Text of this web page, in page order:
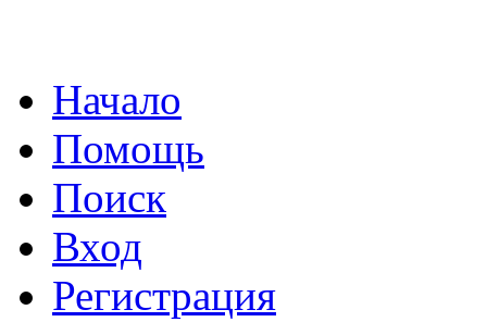
Начало
Помощь
Поиск
Вход
Регистрация